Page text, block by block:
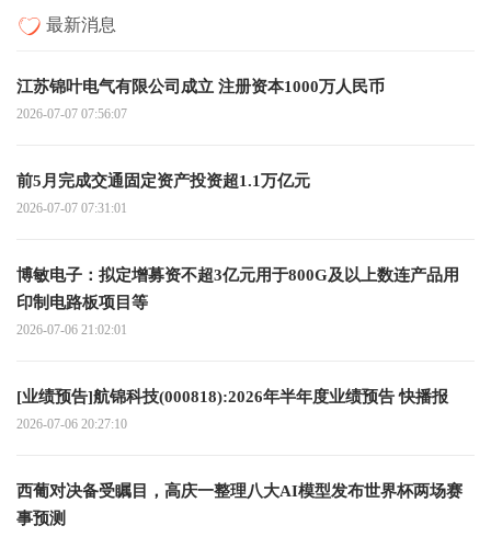
最新消息
江苏锦叶电气有限公司成立 注册资本1000万人民币
2026-07-07 07:56:07
前5月完成交通固定资产投资超1.1万亿元
2026-07-07 07:31:01
博敏电子：拟定增募资不超3亿元用于800G及以上数连产品用
印制电路板项目等
2026-07-06 21:02:01
[业绩预告]航锦科技(000818):2026年半年度业绩预告 快播报
2026-07-06 20:27:10
西葡对决备受瞩目，高庆一整理八大AI模型发布世界杯两场赛
事预测